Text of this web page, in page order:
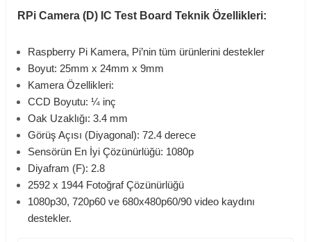
RPi Camera (D) IC Test Board Teknik Özellikleri:
Raspberry Pi Kamera, Pi’nin tüm ürünlerini destekler
Boyut: 25mm x 24mm x 9mm
Kamera Özellikleri:
CCD Boyutu: ¼ inç
Oak Uzaklığı: 3.4 mm
Görüş Açısı (Diyagonal): 72.4 derece
Sensörün En İyi Çözünürlüğü: 1080p
Diyafram (F): 2.8
2592 x 1944 Fotoğraf Çözünürlüğü
1080p30, 720p60 ve 680x480p60/90 video kaydını
destekler.